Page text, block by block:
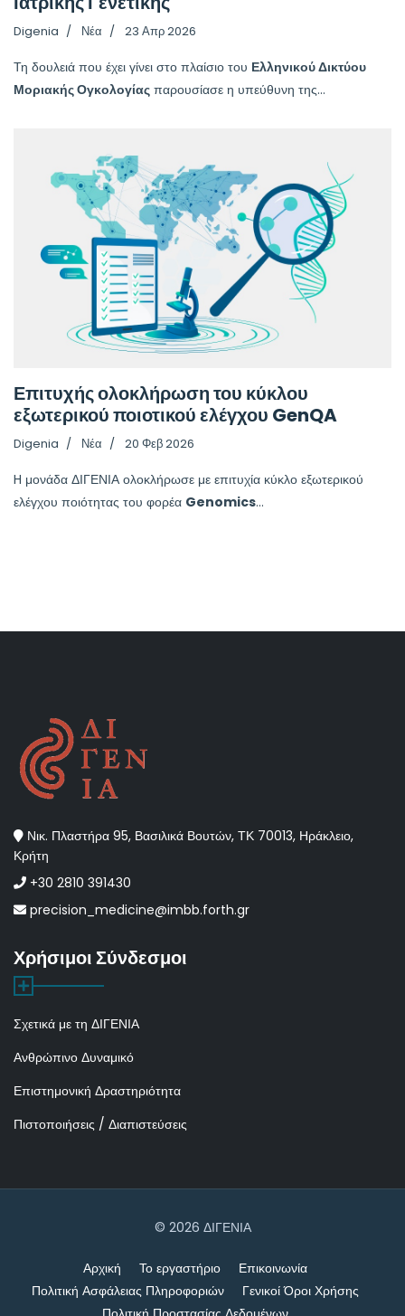
Digenia Νέα 23 Απρ 2026
Τη δουλειά που έχει γίνει στο πλαίσιο του Ελληνικού Δικτύου
Μοριακής Ογκολογίας παρουσίασε η υπεύθυνη της...
Επιτυχής ολοκλήρωση του κύκλου
εξωτερικού ποιοτικού ελέγχου GenQA
Digenia Νέα 20 Φεβ 2026
H μονάδα ΔΙΓΕΝΙΑ ολοκλήρωσε με επιτυχία κύκλο εξωτερικού
ελέγχου ποιότητας του φορέα Genomics...
Νικ. Πλαστήρα 95, Βασιλικά Βουτών, ΤΚ 70013, Ηράκλειο,
Κρήτη
+30 2810 391430
precision_medicine@imbb.forth.gr
Χρήσιμοι Σύνδεσμοι
Σχετικά με τη ΔΙΓΕΝΙΑ
Ανθρώπινο Δυναμικό
Επιστημονική Δραστηριότητα
Πιστοποιήσεις / Διαπιστεύσεις
© 2026 ΔΙΓΕΝΙΑ
Αρχική Το εργαστήριο
Επικοινωνία
Πολιτική Ασφάλειας Πληροφοριών
Γενικοί Όροι Χρήσης